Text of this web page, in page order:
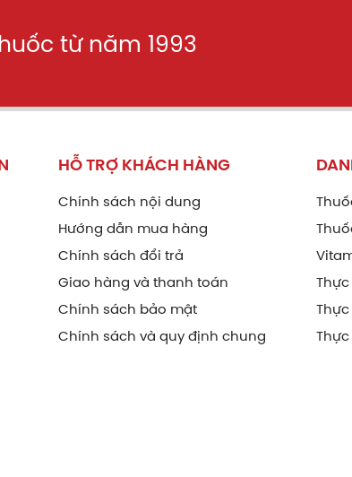
từ năm 1993
HỖ TRỢ KHÁCH HÀNG
Chính sách nội dung
Hướng dẫn mua hàng
Chính sách đổi trả
Giao hàng và thanh toán
Chính sách bảo mật
Chính sách và quy định chung